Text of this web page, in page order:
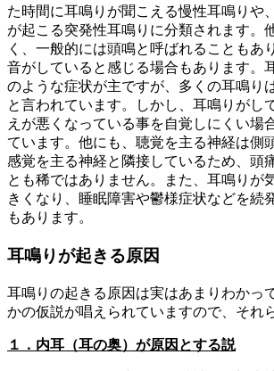
た時間に耳鳴りが聞こえる慢性耳鳴りや
が起こる突発性耳鳴りに分類されます。
く、一般的には頭鳴と呼ばれることもあ
音がしていると感じる場合もあります。
のような症状が主ですが、多くの耳鳴り
と言われています。しかし、耳鳴りがし
えが悪くなっている事を自覚しにくい場
ています。他にも、聴覚を主る神経は側
感覚を主る神経と隣接しているため、頭
とも稀ではありません。また、耳鳴りが
きくなり、睡眠障害や鬱様症状などを続
もあります。
耳鳴りが起きる原因
耳鳴りの起きる原因は実はあまりわかっ
かの仮説が唱えられていますので、それ
１．内耳（耳の奥）が原因とする説